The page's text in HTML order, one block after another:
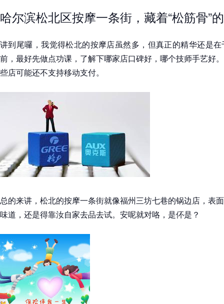
哈尔滨松北区按摩一条街，藏着“松筋骨”
讲到尾囉，我觉得松北的按摩店虽然多，但真正的精华还是
前，最好先做点功课，了解下哪家店口碑好，哪个技师手艺好
些店可能还不支持移动支付。
总的来讲，松北的按摩一条街就像福州三坊七巷的锅边店，表
味道，还是得靠汝自家去品去试。安呢就对咯，是伓是？